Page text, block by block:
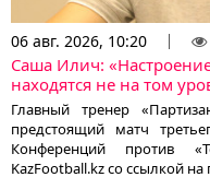
06 авг. 2026, 10:20
Саша Илич:
находятся не на том
Главный тренер
предстоящий матч
Конференций против
KazFootball.kz со ссылкой на